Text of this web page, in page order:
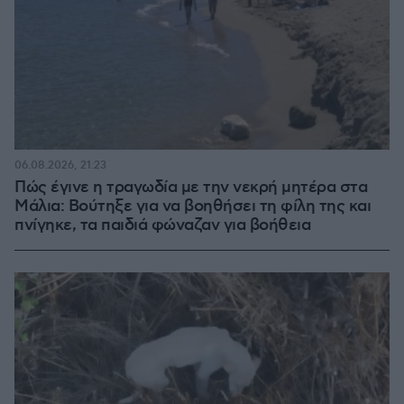
Πώς έγινε η τραγωδία με την νεκρή μητέρα στα
Μάλια: Βούτηξε για να βοηθήσει τη φίλη της και
πνίγηκε, τα παιδιά φώναζαν για βοήθεια
06.08.2026, 21:23